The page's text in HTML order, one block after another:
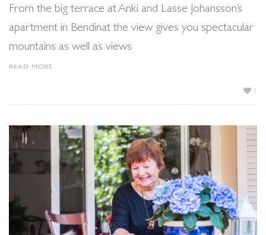
From the big terrace at Anki and Lasse Johansson’s
apartment in Bendinat the view gives you spectacular
mountains as well as views
READ MORE
1